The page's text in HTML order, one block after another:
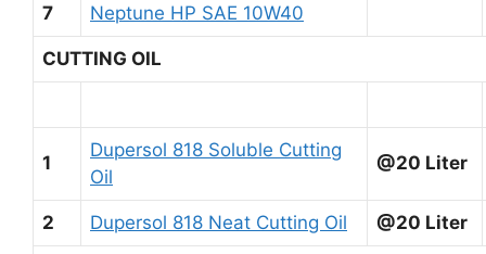
7 Neptune HP SAE 10W40
CUTTING OIL
1
Dupersol 818 Soluble Cutting
Oil
@20 Liter
2 Dupersol 818 Neat Cutting Oil @20 Liter